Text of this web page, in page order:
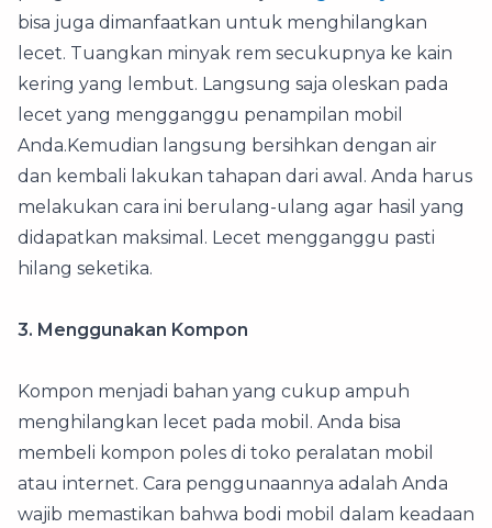
bisa juga dimanfaatkan untuk menghilangkan
lecet. Tuangkan minyak rem secukupnya ke kain
kering yang lembut. Langsung saja oleskan pada
lecet yang mengganggu penampilan mobil
Anda.Kemudian langsung bersihkan dengan air
dan kembali lakukan tahapan dari awal. Anda harus
melakukan cara ini berulang-ulang agar hasil yang
didapatkan maksimal. Lecet mengganggu pasti
hilang seketika.
3. Menggunakan Kompon
Kompon menjadi bahan yang cukup ampuh
menghilangkan lecet pada mobil. Anda bisa
membeli kompon poles di toko peralatan mobil
atau internet. Cara penggunaannya adalah Anda
wajib memastikan bahwa bodi mobil dalam keadaan